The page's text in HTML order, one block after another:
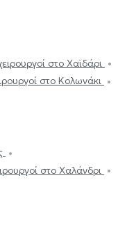
στο Χαϊδάρι
στο Κολωνάκι
στο Χαλάνδρι